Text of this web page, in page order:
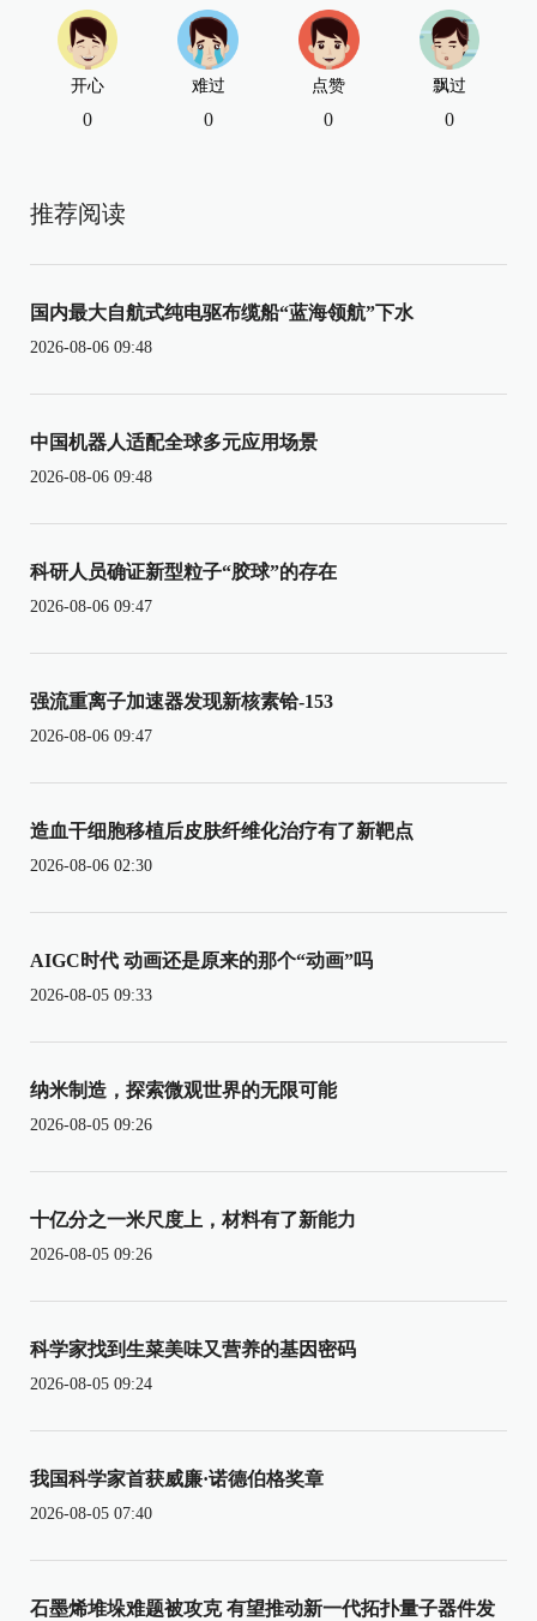
开心
0
难过
0
点赞
0
飘过
0
推荐阅读
国内最大自航式纯电驱布缆船“蓝海领航”下水
2026-08-06 09:48
中国机器人适配全球多元应用场景
2026-08-06 09:48
科研人员确证新型粒子“胶球”的存在
2026-08-06 09:47
强流重离子加速器发现新核素铪-153
2026-08-06 09:47
造血干细胞移植后皮肤纤维化治疗有了新靶点
2026-08-06 02:30
AIGC时代 动画还是原来的那个“动画”吗
2026-08-05 09:33
纳米制造，探索微观世界的无限可能
2026-08-05 09:26
十亿分之一米尺度上，材料有了新能力
2026-08-05 09:26
科学家找到生菜美味又营养的基因密码
2026-08-05 09:24
我国科学家首获威廉·诺德伯格奖章
2026-08-05 07:40
石墨烯堆垛难题被攻克 有望推动新一代拓扑量子器件发